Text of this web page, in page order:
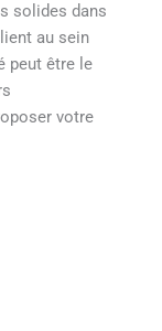
solides dans
au sein
peut être le
votre